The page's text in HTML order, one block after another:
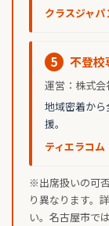
クラスジャ
5 不登校
運営：株式会
地域密着か
援。
ティエラコム
※出席扱いの可
り異なります。
い。名古屋市で